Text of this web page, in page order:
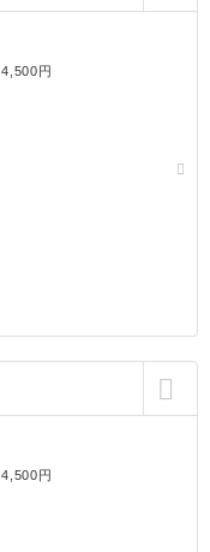
4,500円
4,500円